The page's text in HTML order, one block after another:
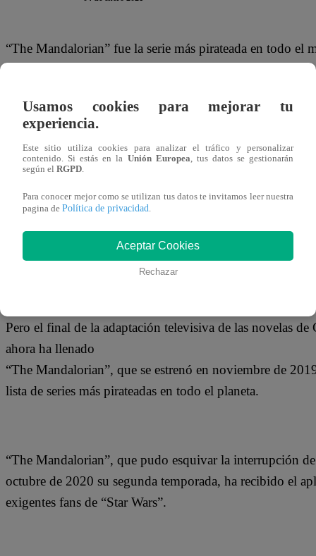
“The Mandalorian” fue la serie más pirateada en todo
producción de “Star Wars” ha tomado el relevo de
Según un análisis del portal especializado TorrentFreak,
como Variety o The Wrap, “The Mandalorian”, que
pirateada el año pasado a través de BitTorrent por
(HBO).
Durante años, el fenómeno de fantasía épica de “Game
más pirateadas.
Pero el final de la adaptación televisiva de las novelas
ahora ha llenado
“The Mandalorian”, que se estrenó en noviembre de
lista de series más pirateadas en todo el planeta.
“The Mandalorian”, que pudo esquivar la interrupción
octubre de 2020 su segunda temporada, ha recibido el
exigentes fans de “Star Wars”.
Usamos cookies para mejorar tu
experiencia.
Este sitio utiliza cookies para analizar el tráfico y personalizar
contenido. Si estás en la Unión Europea , tus datos se gestionarán
según el RGPD
Para conocer mejor como se utilizan tus datos te invitamos leer nuestra
pagina de Política de privacidad
Aceptar Cookies
Rechazar